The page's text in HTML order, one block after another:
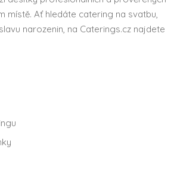
místě. Ať hledáte catering na svatbu,
narozenin, na Caterings.cz najdete